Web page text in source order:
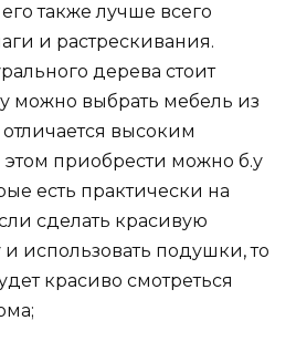
также лучше всего
и растрескивания.
дерева стоит
можно выбрать мебель из
высоким
этом приобрести можно б.у
есть практически на
сделать красивую
использовать подушки, то
красиво смотреться